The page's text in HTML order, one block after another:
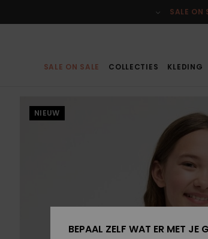
SALE ON
SALE ON SALE COLLECTIES KLEDING
NIEUW
BEPAAL ZELF WAT ER MET JE